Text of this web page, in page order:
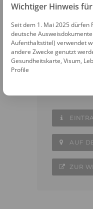
Untere
85354
AUF
ZUR
Wichtiger Hinweis
Seit dem 1. Mai 2025 dürfen
deutsche
Aufenthaltstitel) verwendet
andere Zwecke genutzt
Gesundheitskarte, Visum,
Profile